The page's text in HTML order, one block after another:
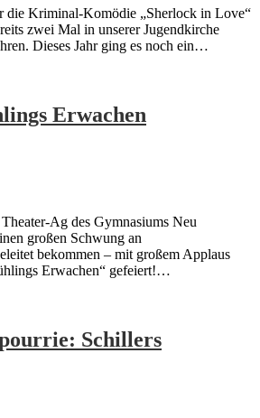
die Kriminal-Komödie „Sherlock in Love“
zwei Mal in unserer Jugendkirche
Dieses Jahr ging es noch ein…
Erwachen
Ag des Gymnasiums Neu
großen Schwung an
bekommen – mit großem Applaus
Erwachen“ gefeiert!…
Schillers